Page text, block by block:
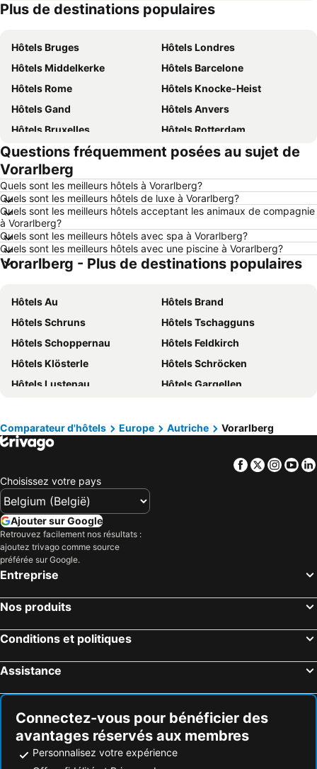
Hôtels Belgique
Hôtels Ardennes belges
Plus de destinations populaires
Hôtels Bruges
Hôtels Londres
Hôtels Middelkerke
Hôtels Barcelone
Hôtels Rome
Hôtels Knocke-Heist
Hôtels Gand
Hôtels Anvers
Hôtels Bruxelles
Hôtels Rotterdam
Hôtels Maastricht
Hôtels Durbuy
Hôtels Hasselt
Hôtels Boulogne-sur-Mer
Hôtels Le Coq
Hôtels Le Touquet-Paris-Plage
Hôtels Dunkerque
Hôtels Málaga
Hôtels France
Hôtels Luxembourg
Hôtels Ténérife
Hôtels Majorque
Hôtels Ibiza
Questions fréquemment posées au sujet de
Vorarlberg
Quels sont les meilleurs hôtels à Vorarlberg?
Quels sont les meilleurs hôtels de luxe à Vorarlberg?
Quels sont les meilleurs hôtels acceptant les animaux de compagnie
à Vorarlberg?
Quels sont les meilleurs hôtels avec spa à Vorarlberg?
Quels sont les meilleurs hôtels avec une piscine à Vorarlberg?
Vorarlberg - Plus de destinations populaires
Hôtels Au
Hôtels Brand
Hôtels Schruns
Hôtels Tschagguns
Hôtels Schoppernau
Hôtels Feldkirch
Hôtels Klösterle
Hôtels Schröcken
Hôtels Lustenau
Hôtels Gargellen
Hôtels Vandans
Hôtels Zürs
Hôtels Dalaas/Wald
Hôtels Lingenau
Hôtels Lochau
Hôtels Fontanella / Faschina
Hôtels Bartholomäberg
Hôtels Raggal
Hôtels Alberschwende
Hôtels Hard
Hôtels Bizau
Hôtels Hittisau
Hôtels Sibratsgfäll
Hôtels Hörbranz
Hôtels Nenzing
Comparateur d'hôtels Europe Autriche Vorarlberg
Facebook
Twitter
Choisissez votre pays
Ajouter sur Google
Retrouvez facilement nos résultats :
ajoutez trivago comme source
préférée sur Google.
Entreprise
Nos produits
Conditions et politiques
Assistance
Connectez-vous pour bénéficier des
avantages réservés aux membres
Personnalisez votre expérience